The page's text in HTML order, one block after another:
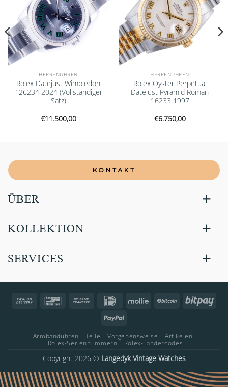
HERRENUHREN
Rolex Datejust Wimbledon
126234 2024 (Vollständiger
Satz)
€11.500,00
HERRENUHREN
Rolex Oyster Perpetual
Datejust Pyramid Roman
16233 1997
€6.750,00
KONTAKT
ÜBER
KOLLEKTION
SERVICES
Cash
Bancontact Bank
IDeal Mollie BitCoin
PayPal
Armbanduhren Teile Vorgehensweise
Artikelen
Rolex-Seriennummern
Rolex-Landercodes
Copyright 2026 © Langedyk Vintage Watches